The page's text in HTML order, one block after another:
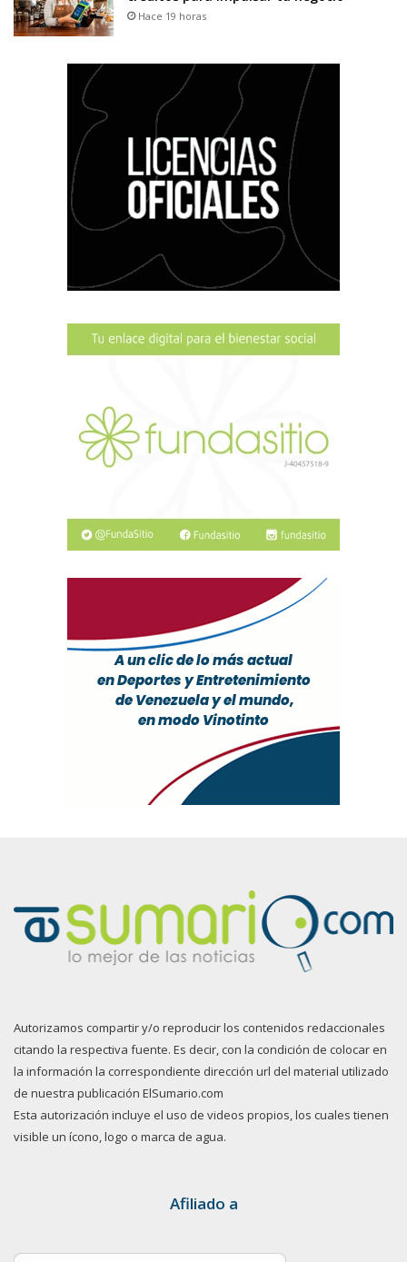
Hace 19 horas
Autorizamos compartir y/o reproducir los contenidos redaccionales
citando la respectiva fuente. Es decir, con la condición de colocar en
la información la correspondiente dirección url del material utilizado
de nuestra publicación ElSumario.com
Esta autorización incluye el uso de videos propios, los cuales tienen
visible un ícono, logo o marca de agua.
Afiliado a